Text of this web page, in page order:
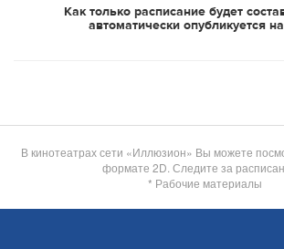
Как только расписание будет
автоматически опубликуется
В кинотеатрах сети «Иллюзион» Вы можете
формате 2D. Следите за
* Рабочие материалы